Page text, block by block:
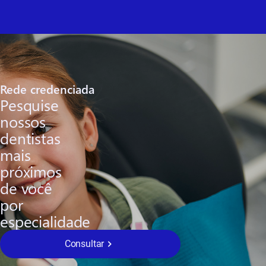
Rede credenciada
Pesquise
nossos
dentistas
mais
próximos
de você
por
especialidade
Consultar